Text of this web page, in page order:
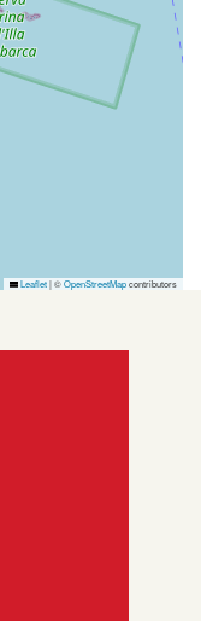
Leaflet|©OpenStreetMapcontributors